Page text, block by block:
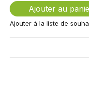
Ajouter au
Ajouter à la liste de